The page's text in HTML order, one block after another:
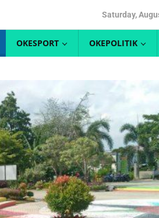
Saturday,
OKESPORT OKEPOLITIK